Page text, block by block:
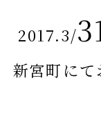
2017.3/
新宮町に